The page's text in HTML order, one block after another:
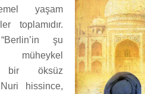
yaşam
toplamıdır.
şu
müheykel
bir öksüz
hissince,